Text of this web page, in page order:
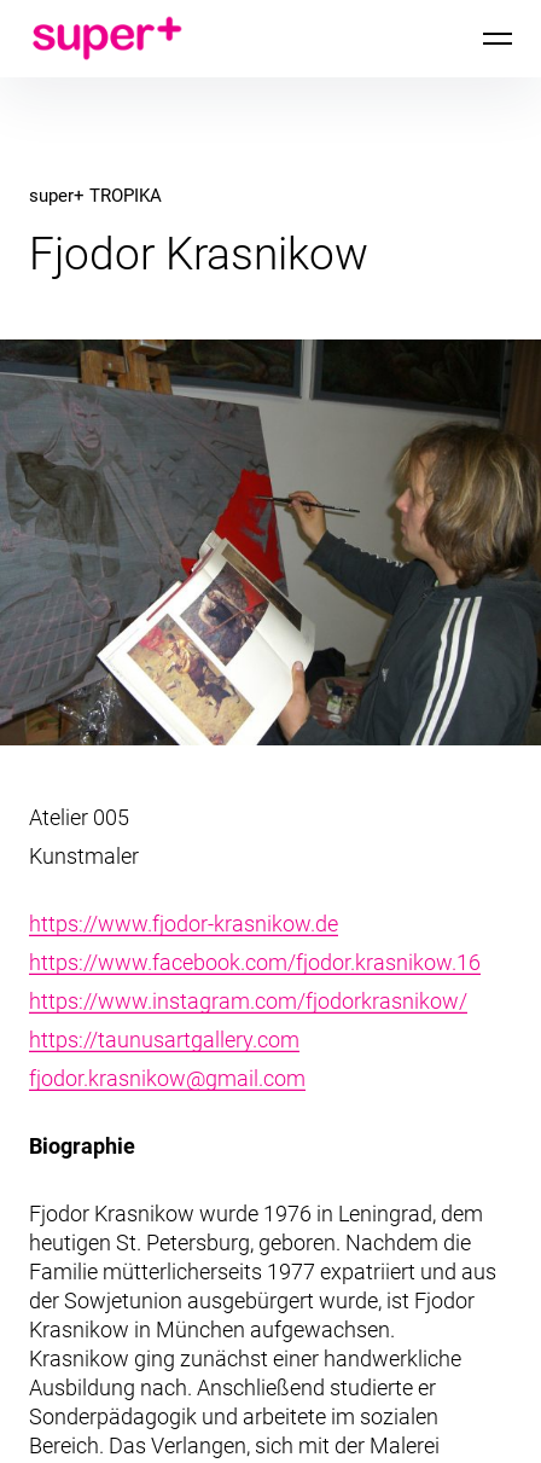
überspringen
super+ ATELIERS
super+ TROPIKA
Fjodor Krasnikow
Atelier 005
Kunstmaler
https://www.fjodor-krasnikow.de
https://www.facebook.com/fjodor.krasnikow.16
https://www.instagram.com/fjodorkrasnikow/
https://taunusartgallery.com
fjodor.krasnikow@gmail.com
Biographie
Fjodor Krasnikow wurde 1976 in Leningrad, dem
heutigen St. Petersburg, geboren. Nachdem die
Familie mütterlicherseits 1977 expatriiert und aus
der Sowjetunion ausgebürgert wurde, ist Fjodor
Krasnikow in München aufgewachsen.
Krasnikow ging zunächst einer handwerkliche
Ausbildung nach. Anschließend studierte er
Sonderpädagogik und arbeitete im sozialen
Bereich. Das Verlangen, sich mit der Malerei